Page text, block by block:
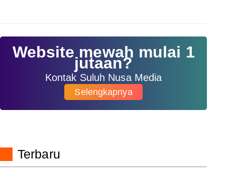
Website mewah mulai 1
jutaan?
Kontak Suluh Nusa Media
Selengkapnya
Terbaru